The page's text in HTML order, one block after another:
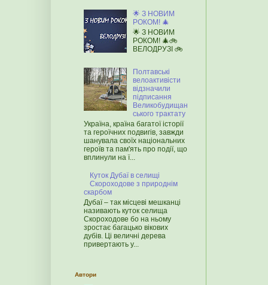
🌟 З НОВИМ
РОКОМ! 🎄
🌟 З НОВИМ
РОКОМ! 🎄🚲
ВЕЛОДРУЗІ 🚲
Полтавські
велоактивісти
відзначили
підписання
Великобудищан
ського трактату
Україна, країна багатої історії
та героїчних подвигів, завжди
шанувала своїх національних
героїв та пам'ять про події, що
вплинули на ї...
Куток Дубаї в селищі
Скороходове з природнім
скарбом
Дубаї – так місцеві мешканці
називають куток селища
Скороходове бо на ньому
зростає багацько вікових
дубів. Ці величні дерева
привертають у...
Автори